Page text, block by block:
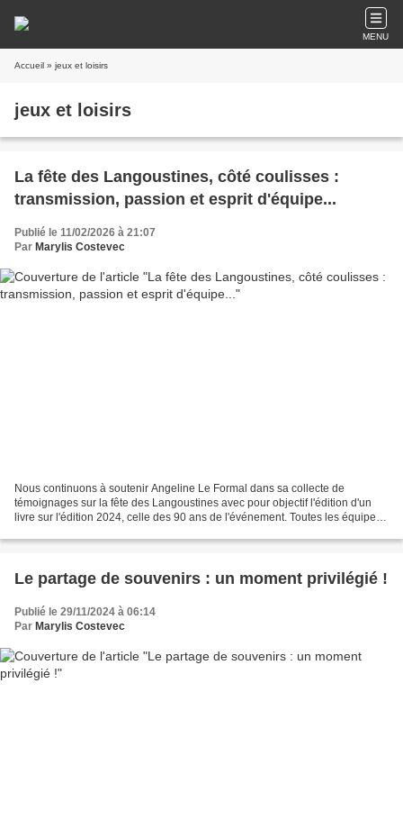
MENU
Accueil » jeux et loisirs
jeux et loisirs
La fête des Langoustines, côté coulisses :
transmission, passion et esprit d'équipe...
Publié le 11/02/2026 à 21:07
Par Marylis Costevec
Nous continuons à soutenir Angeline Le Formal dans sa collecte de
témoignages sur la fête des Langoustines avec pour objectif l'édition d'un
livre sur l'édition 2024, celle des 90 ans de l'événement. Toutes les équipes
Le partage de souvenirs : un moment privilégié !
Publié le 29/11/2024 à 06:14
Par Marylis Costevec